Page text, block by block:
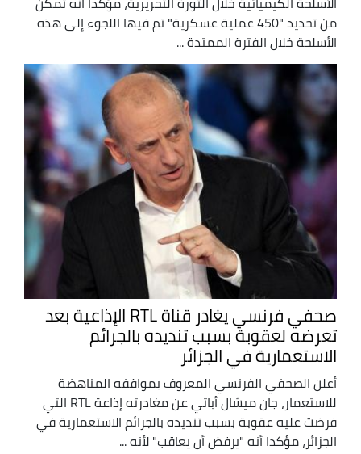
من تحديد "450 عملية عسكرية" تم فيها اللجوء إلى هذه
الأسلحة خلال الفترة الممتدة ...
صحفي فرنسي يغادر قناة RTL الإذاعية بعد
تعرضه لعقوبة بسبب تنديده بالجرائم
الاستعمارية في الجزائر
أعلن الصحفي الفرنسي المعروف بمواقفه المناهضة
للاستعمار، جان ميشال أباتي عن مغادرته إذاعة RTL التي
فرضت عليه عقوبة بسبب تنديده بالجرائم الاستعمارية في
الجزائر، مؤكدا أنه "يرفض أن يعاقب" لأنه ...